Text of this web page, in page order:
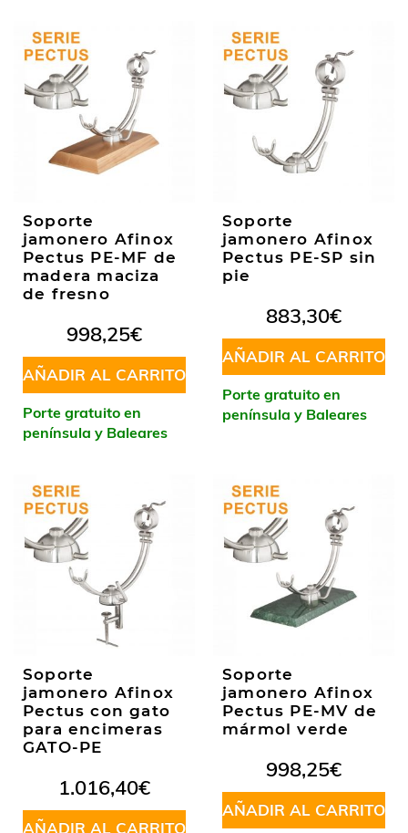
Soporte
jamonero Afinox
Pectus PE-MF de
madera maciza
de fresno
998,25€
AÑADIR AL CARRITO
Porte gratuito en
península y Baleares
Soporte
jamonero Afinox
Pectus PE-SP sin
pie
883,30€
AÑADIR AL CARRITO
Porte gratuito en
península y Baleares
Soporte
jamonero Afinox
Pectus con gato
para encimeras
GATO-PE
1.016,40€
AÑADIR AL CARRITO
Soporte
jamonero Afinox
Pectus PE-MV de
mármol verde
998,25€
AÑADIR AL CARRITO